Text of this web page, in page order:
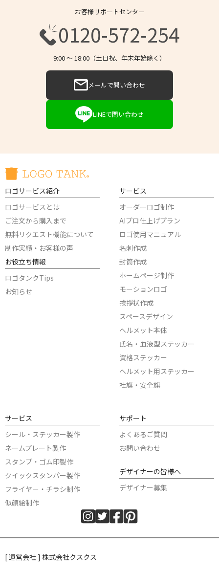
お客様サポートセンター
0120-572-254
9:00 〜 18:00（土日祝、年末年始除く）
メールで問い合わせ
LINEで問い合わせ
ロゴサービス紹介
ロゴサービスとは
ご注文から購入まで
無料リクエスト機能について
制作実績・お客様の声
お役立ち情報
ロゴタンクTips
お知らせ
サービス
オーダーロゴ制作
AIプロ仕上げプラン
ロゴ使用マニュアル
名刺作成
封筒作成
ホームページ制作
モーションロゴ
挨拶状作成
スペースデザイン
ヘルメット本体
氏名・血液型ステッカー
資格ステッカー
ヘルメット用ステッカー
社旗・安全旗
サービス
シール・ステッカー製作
ネームプレート製作
スタンプ・ゴム印製作
クイックスタンパー製作
フライヤー・チラシ制作
似顔絵制作
サポート
よくあるご質問
お問い合わせ
デザイナーの皆様へ
デザイナー募集
[ 運営会社 ] 株式会社クスクス